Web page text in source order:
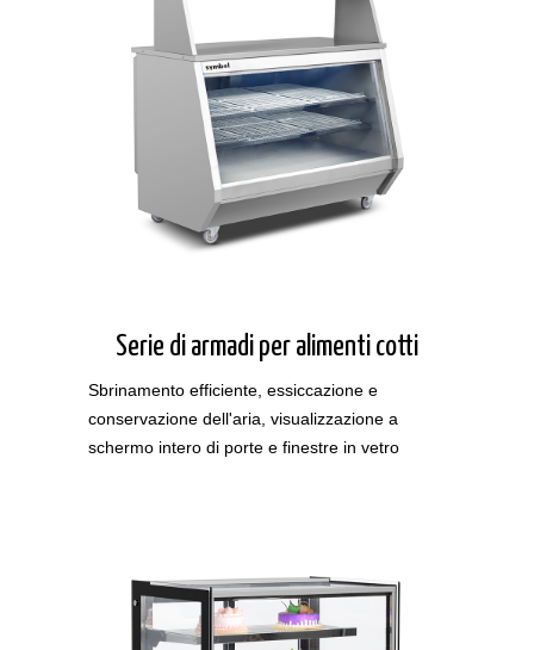
Serie di armadi per alimenti cotti
Sbrinamento efficiente, essiccazione e
conservazione dell'aria, visualizzazione a
schermo intero di porte e finestre in vetro